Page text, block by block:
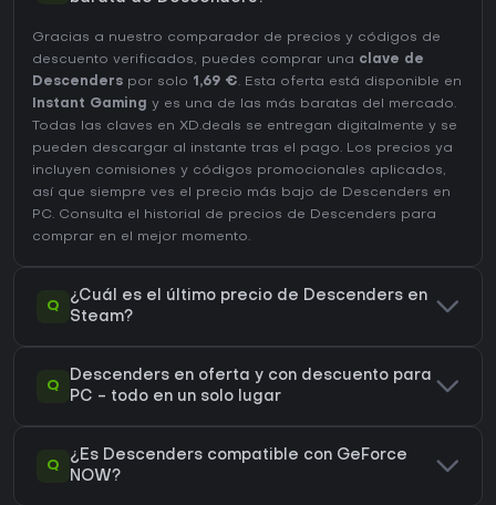
Gracias a nuestro comparador de precios y códigos de
descuento verificados, puedes comprar una clave de
Descenders por solo 1,69 €. Esta oferta está disponible en
Instant Gaming y es una de las más baratas del mercado.
Todas las claves en XD.deals se entregan digitalmente y se
pueden descargar al instante tras el pago. Los precios ya
incluyen comisiones y códigos promocionales aplicados,
así que siempre ves el precio más bajo de Descenders en
PC. Consulta el historial de precios de Descenders para
comprar en el mejor momento.
Q
¿Cuál es el último precio de Descenders en
Steam?
Q
Descenders en oferta y con descuento para
PC - todo en un solo lugar
Q
¿Es Descenders compatible con GeForce
NOW?